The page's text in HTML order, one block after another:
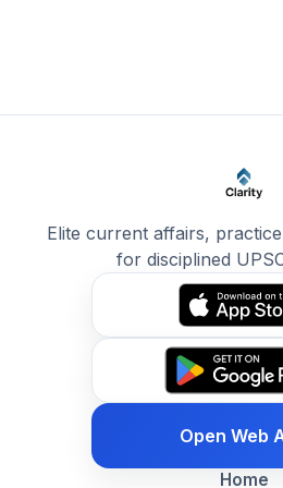
Elite current affairs,
for disciplined
Open Web
Home